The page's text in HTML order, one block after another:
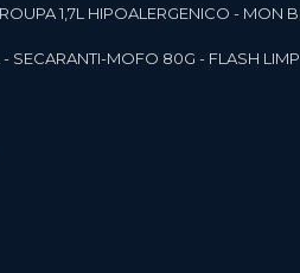
ROUPA 1,7L HIPOALERGENICO - MON
- SECAR ANTI-MOFO 80G - FLASH LIMP